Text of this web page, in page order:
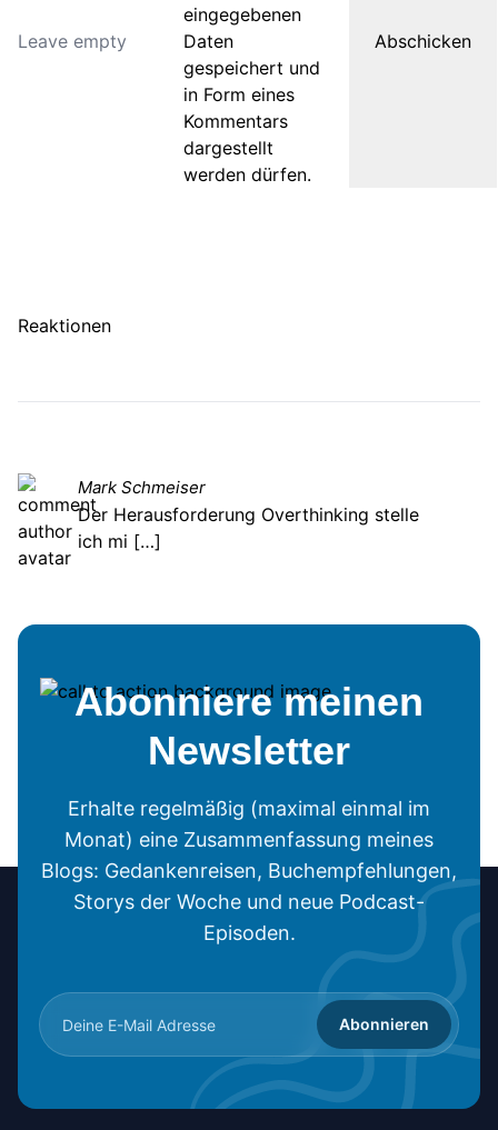
eingegebenen
Daten
gespeichert und
in Form eines
Kommentars
dargestellt
werden dürfen.
Reaktionen
Mark Schmeiser
Der Herausforderung Overthinking stelle
ich mi […]
Abonniere meinen
Newsletter
Erhalte regelmäßig (maximal einmal im
Monat) eine Zusammenfassung meines
Blogs: Gedankenreisen, Buchempfehlungen,
Storys der Woche und neue Podcast-
Episoden.
Abonnieren